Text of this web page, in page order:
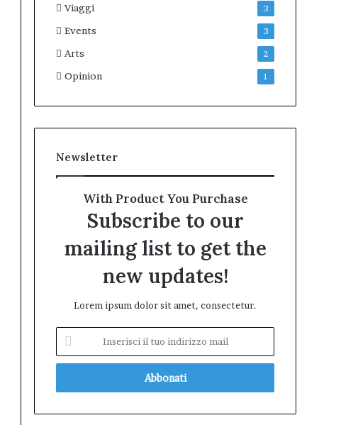
Viaggi 3
Events 3
Arts 2
Opinion 1
Newsletter
With Product You Purchase
Subscribe to our
mailing list to get the
new updates!
Lorem ipsum dolor sit amet, consectetur.
tuo
mail